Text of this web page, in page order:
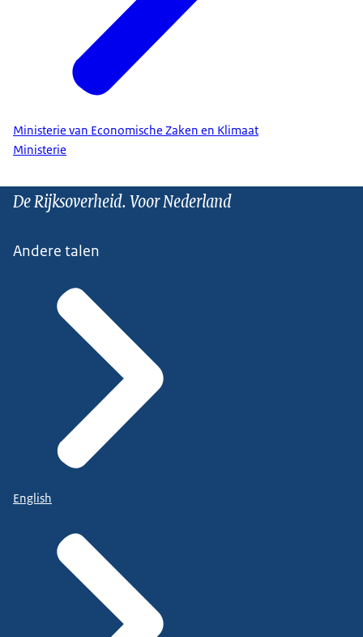
Ministerie van Economische Zaken en Klimaat
Ministerie
De Rijksoverheid. Voor Nederland
Andere talen
English